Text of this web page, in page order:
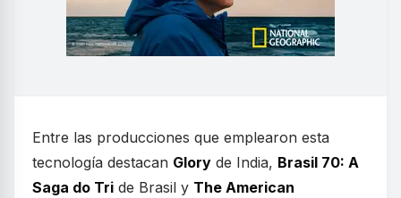
Entre las producciones que emplearon esta
tecnología destacan Glory de India, Brasil 70: A
Saga do Tri de Brasil y The American